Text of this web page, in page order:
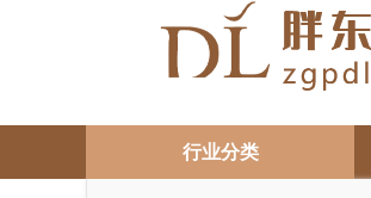
行业分类